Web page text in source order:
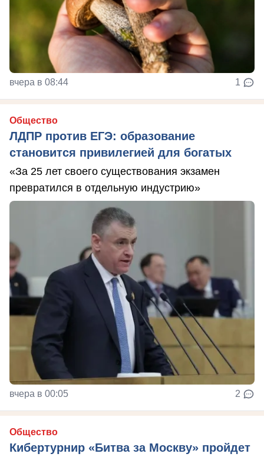
вчера в 08:44 1
Общество
ЛДПР против ЕГЭ: образование
становится привилегией для богатых
«За 25 лет своего существования экзамен
превратился в отдельную индустрию»
вчера в 00:05 2
Общество
Кибертурнир «Битва за Москву» пройдет